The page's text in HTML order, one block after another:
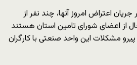
اعتراض امروز آنها، چند نفر از
از اعضای شورای تامین استان هستند
مشکلات این واحد صنعتی با کارگران